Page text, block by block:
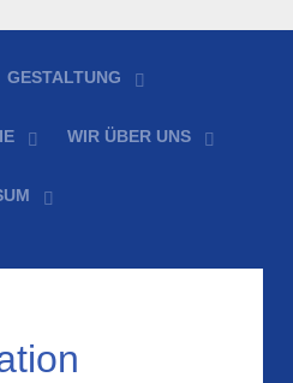
GESTALTUNG
WIR ÜBER UNS